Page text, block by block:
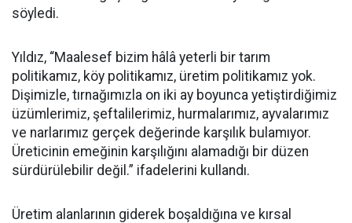
söyledi.
Yıldız, “Maalesef bizim hâlâ yeterli bir tarım
politikamız, köy politikamız, üretim politikamız yok.
Dişimizle, tırnağımızla on iki ay boyunca yetiştirdiğimiz
üzümlerimiz, şeftalilerimiz, hurmalarımız, ayvalarımız
ve narlarımız gerçek değerinde karşılık bulamıyor.
Üreticinin emeğinin karşılığını alamadığı bir düzen
sürdürülebilir değil.” ifadelerini kullandı.
Üretim alanlarının giderek boşaldığına ve kırsal